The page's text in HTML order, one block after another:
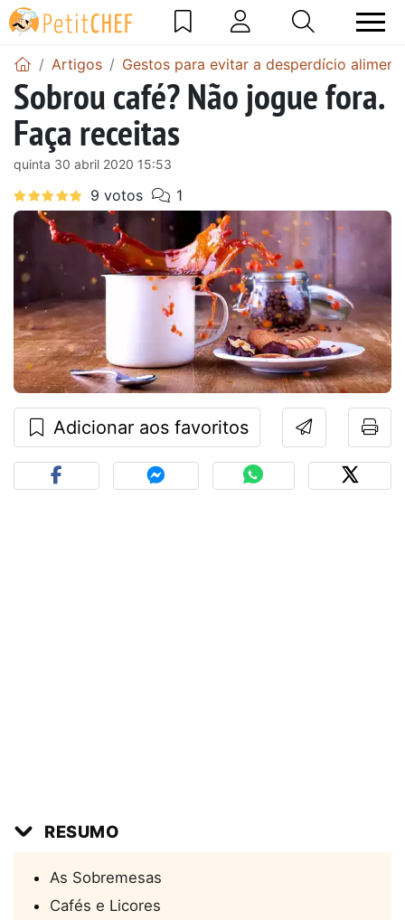
Artigos Gestos para evitar a desperdício
Sobrou café? Não jogue fora.
Faça receitas
quinta 30 abril 2020 15:53
Adicionar aos favoritos
RESUMO
As Sobremesas
Cafés e Licores